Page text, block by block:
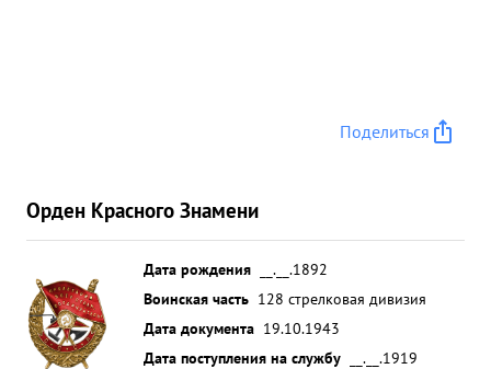
Поделиться
Орден Красного Знамени
Дата рождения
__.__.1892
Воинская часть 128 стрелковая дивизия
Дата документа 19.10.1943
Дата поступления на службу
__.__.1919